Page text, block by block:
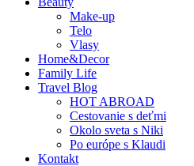
Make-up
Telo
Vlasy
Home&Decor
Family Life
Travel Blog
HOT ABROAD
Cestovanie s deťmi
Okolo sveta s Niki
Po európe s Klaudi
Kontakt